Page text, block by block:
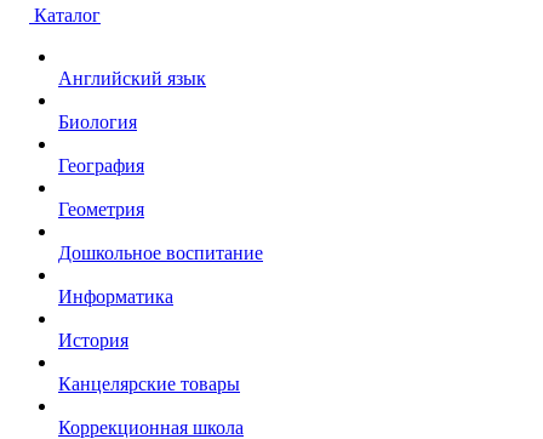
Каталог
Английский язык
Биология
География
Геометрия
Дошкольное воспитание
Информатика
История
Канцелярские товары
Коррекционная школа